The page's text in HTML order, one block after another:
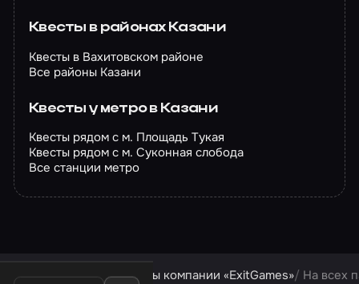
Квесты в районах Казани
Квесты в Вахитовском районе
Все районы Казани
Квесты у метро в Казани
Квесты рядом с м. Площадь Тукая
Квесты рядом с м. Суконная слобода
Все станции метро
Квесты в Казани Квесты компании «ExitGames» На всех